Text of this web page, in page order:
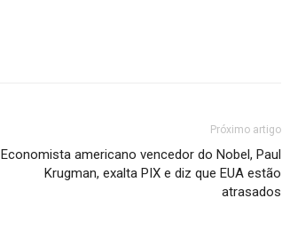
Próximo artigo
Economista americano vencedor do Nobel, Paul
Krugman, exalta PIX e diz que EUA estão
atrasados